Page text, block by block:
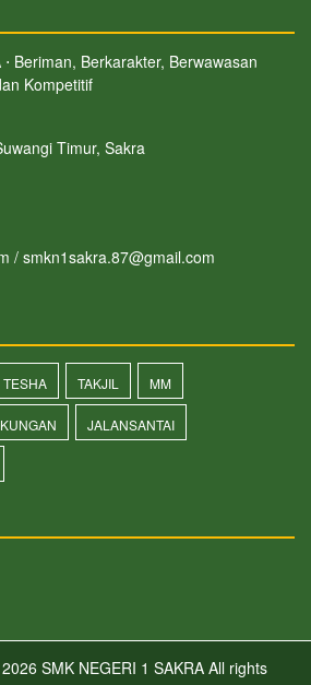
Beriman, Berkarakter, Berwawasan
Kompetitif
Timur, Sakra
/ smkn1sakra.87@gmail.com
TESHA TAKJIL MM
JALANSANTAI
SMK NEGERI 1 SAKRAAll rights